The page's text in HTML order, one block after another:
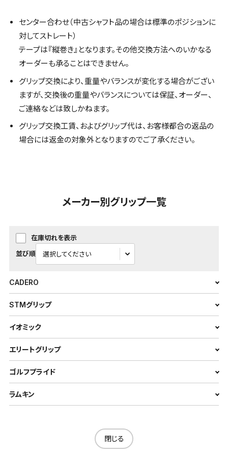
センター合わせ（中古シャフト品の場合は標準のポジションに
対してストレート）
テープは『縦巻き』となります。その他交換方法へのいかなる
オーダーも承ることはできません。
グリップ交換により、重量やバランスが変化する場合がござい
ますが、交換後の重量やバランスについては保証、オーダー、
ご連絡などは致しかねます。
グリップ交換工賃、およびグリップ代は、お客様都合の返品の
場合には返金の対象外となりますのでご了承ください。
メーカー別グリップ一覧
在庫切れを表示
並び順
CADERO
STMグリップ
イオミック
エリートグリップ
ゴルフプライド
ラムキン
閉じる